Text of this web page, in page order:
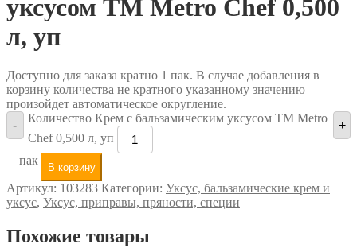
уксусом ТМ Metro Chef 0,500
л, уп
Доступно для заказа кратно 1 пак. В случае добавления в
корзину количества не кратного указанному значению
произойдет автоматическое округление.
-
Количество Крем с бальзамическим уксусом ТМ Metro
Chef 0,500 л, уп
+
пак
В корзину
Артикул: 103283 Категории: Уксус, бальзамические крем и
уксус, Уксус, приправы, пряности, специи
Похожие товары